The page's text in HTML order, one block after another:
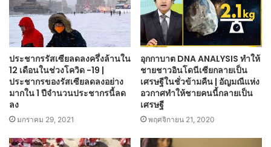
ประชากรรัสเซียลดลงครึ่งล้านใน
12 เดือนในช่วงโควิด -19 |
ประชากรของรัสเซียลดลงอย่าง
มากใน 1 ปีจำนวนประชากรนี้ลด
ลง
มกราคม 29, 2021
อุกกาบาต DNA ANALYSIS ทำให้
ชายชาวอินโดนีเซียกลายเป็น
เศรษฐีในชั่วข้ามคืน | อัญมณีแห่ง
อวกาศทำให้ชายคนนี้กลายเป็น
เศรษฐี
พฤศจิกายน 21, 2020